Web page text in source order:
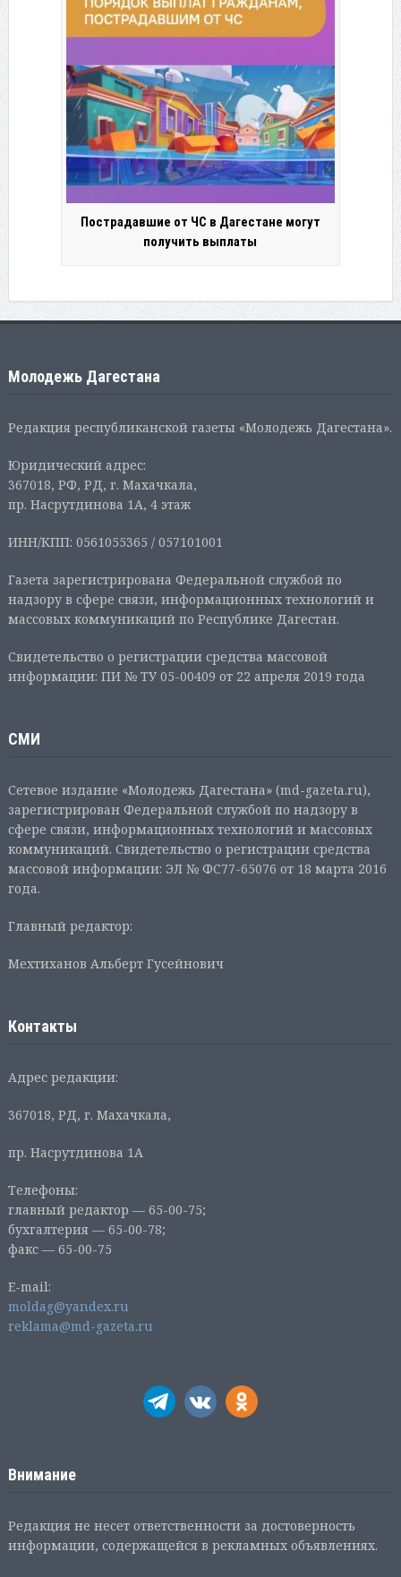
Пострадавшие от ЧС в Дагестане могут
получить выплаты
Молодежь Дагестана
Редакция республиканской газеты «Молодежь Дагестана».
Юридический адрес:
367018, РФ, РД, г. Махачкала,
пр. Насрутдинова 1А, 4 этаж
ИНН/КПП: 0561055365 / 057101001
Газета зарегистрирована Федеральной службой по
надзору в сфере связи, информационных технологий и
массовых коммуникаций по Республике Дагестан.
Свидетельство о регистрации средства массовой
информации: ПИ № ТУ 05-00409 от 22 апреля 2019 года
СМИ
Сетевое издание «Молодежь Дагестана» (md-gazeta.ru),
зарегистрирован Федеральной службой по надзору в
сфере связи, информационных технологий и массовых
коммуникаций. Свидетельство о регистрации средства
массовой информации: ЭЛ № ФС77-65076 от 18 марта 2016
года.
Главный редактор:
Мехтиханов Альберт Гусейнович
Контакты
Адрес редакции:
367018, РД, г. Махачкала,
пр. Насрутдинова 1А
Телефоны:
главный редактор — 65-00-75;
бухгалтерия — 65-00-78;
факс — 65-00-75
E-mail:
moldag@yandex.ru
reklama@md-gazeta.ru
Внимание
Редакция не несет ответственности за достоверность
информации, содержащейся в рекламных объявлениях.